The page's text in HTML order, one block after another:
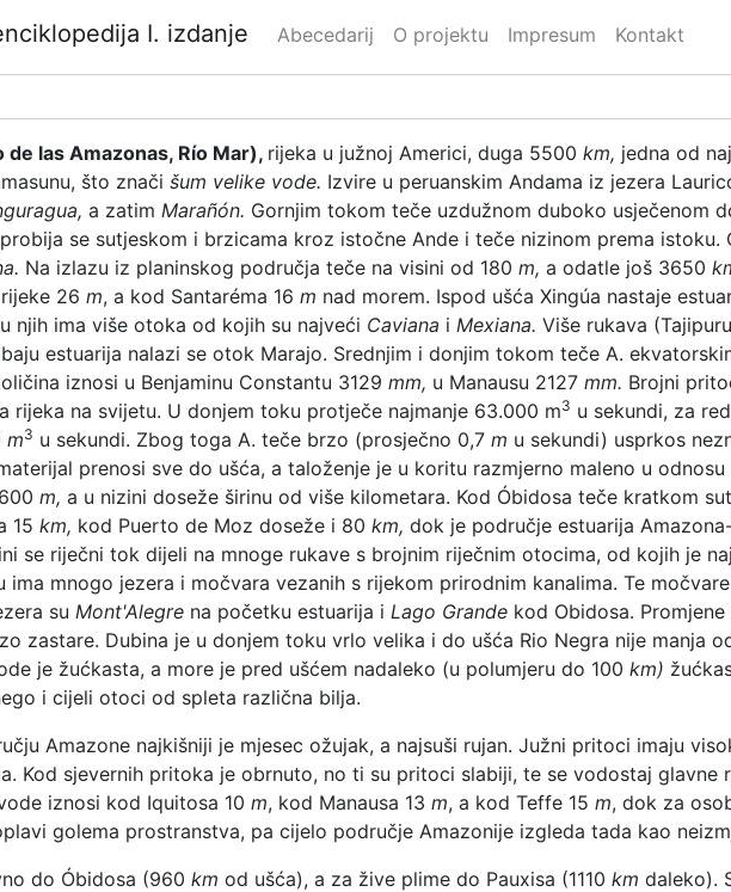
I. izdanje Abecedarij O projektu Impresum Kontakt
de las Amazonas, Río Mar), rijeka u južnoj Americi, duga 5500 km, jedna od
što znači šum velike vode. Izvire u peruanskim Andama iz jezera
a zatim Marañón. Gornjim tokom teče uzdužnom duboko usječenom
se sutjeskom i brzicama kroz istočne Ande i teče nizinom prema istoku.
Na izlazu iz planinskog područja teče na visini od 180 m, a odatle još 3650
26 m, a kod Santaréma 16 m nad morem. Ispod ušća Xingúa nastaje
njih ima više otoka od kojih su najveći Caviana i Mexiana. Više rukava
estuarija nalazi se otok Marajo. Srednjim i donjim tokom teče A.
iznosi u Benjaminu Constantu 3129 mm, u Manausu 2127 mm. Brojni
rijeka na svijetu. U donjem toku protječe najmanje 63.000 m3 u sekundi, za
m3 u sekundi. Zbog toga A. teče brzo (prosječno 0,7 m u sekundi) usprkos
prenosi sve do ušća, a taloženje je u koritu razmjerno maleno u
m, a u nizini doseže širinu od više kilometara. Kod Óbidosa teče kratkom
15 km, kod Puerto de Moz doseže i 80 km, dok je područje estuarija
se riječni tok dijeli na mnoge rukave s brojnim riječnim otocima, od kojih je
ima mnogo jezera i močvara vezanih s rijekom prirodnim kanalima. Te
su Mont'Alegre na početku estuarija i Lago Grande kod Obidosa.
zastare. Dubina je u donjem toku vrlo velika i do ušća Rio Negra nije manja
je žućkasta, a more je pred ušćem nadaleko (u polumjeru do 100 km)
i cijeli otoci od spleta različna bilja.
Amazone najkišniji je mjesec ožujak, a najsuši rujan. Južni pritoci imaju
Kod sjevernih pritoka je obrnuto, no ti su pritoci slabiji, te se vodostaj
iznosi kod Iquitosa 10 m, kod Manausa 13 m, a kod Teffe 15 m, dok za
golema prostranstva, pa cijelo područje Amazonije izgleda tada kao
do Óbidosa (960 km od ušća), a za žive plime do Pauxisa (1110 km daleko).